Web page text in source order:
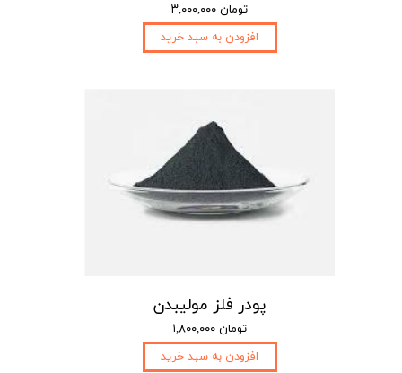
۳,۰۰۰,۰۰۰ تومان
افزودن به سبد خرید
پودر فلز مولیبدن
۱,۸۰۰,۰۰۰ تومان
افزودن به سبد خرید